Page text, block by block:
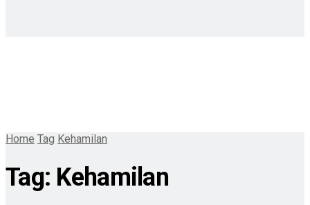
Home Tag Kehamilan
Tag: Kehamilan